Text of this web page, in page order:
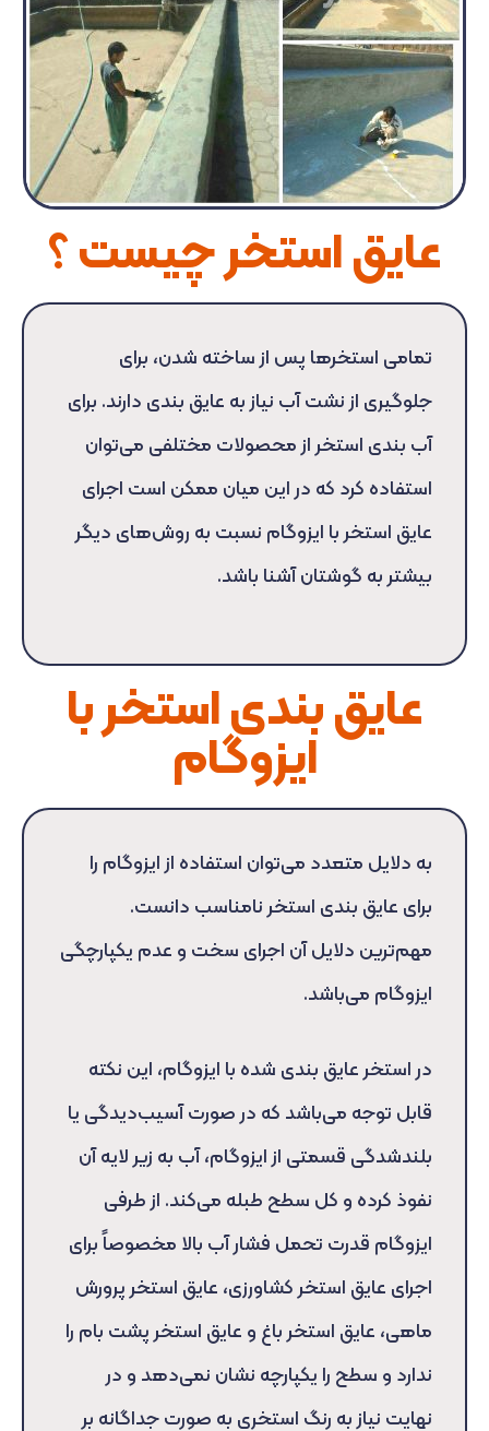
عایق استخر چیست ؟
تمامی استخرها پس از ساخته شدن، برای
جلوگیری از نشت آب نیاز به عایق بندی دارند. برای
آب بندی استخر از محصولات مختلفی می‌توان
استفاده کرد که در این میان ممکن است اجرای
عایق استخر با ایزوگام نسبت به روش‌های دیگر
بیشتر به گوشتان آشنا باشد.
عایق بندی استخر با
ایزوگام
به دلایل متعدد می‌توان استفاده از ایزوگام را
برای عایق بندی استخر نامناسب دانست.
مهم‌ترین دلایل آن اجرای سخت و عدم یکپارچگی
ایزوگام می‌باشد.
در استخر عایق بندی شده با ایزوگام، این نکته
قابل توجه می‌باشد که در صورت آسیب‌دیدگی یا
بلندشدگی قسمتی از ایزوگام، آب به زیر لایه آن
نفوذ کرده و کل سطح طبله می‌کند. از طرفی
ایزوگام قدرت تحمل فشار آب بالا مخصوصاً برای
اجرای عایق استخر کشاورزی، عایق استخر پرورش
ماهی، عایق استخر باغ و عایق استخر پشت بام را
ندارد و سطح را یکپارچه نشان نمی‌دهد و در
نهایت نیاز به رنگ استخری به صورت جداگانه بر